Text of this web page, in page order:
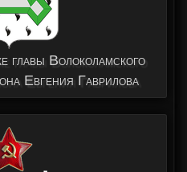
главы Волоколамского
Евгения Гаврилова